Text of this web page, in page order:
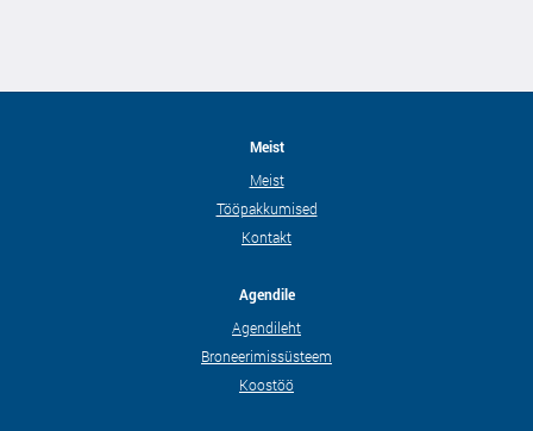
Meist
Meist
Tööpakkumised
Kontakt
Agendile
Agendileht
Broneerimissüsteem
Koostöö